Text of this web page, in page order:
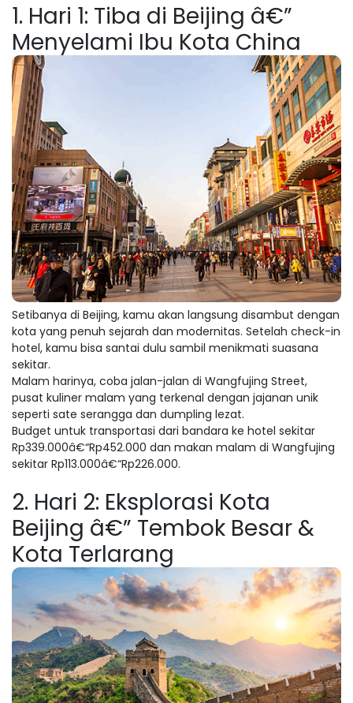
1. Hari 1: Tiba di Beijing â€”
Menyelami Ibu Kota China
Setibanya di Beijing, kamu akan langsung disambut dengan
kota yang penuh sejarah dan modernitas. Setelah check-in
hotel, kamu bisa santai dulu sambil menikmati suasana
sekitar.
Malam harinya, coba jalan-jalan di Wangfujing Street,
pusat kuliner malam yang terkenal dengan jajanan unik
seperti sate serangga dan dumpling lezat.
Budget untuk transportasi dari bandara ke hotel sekitar
Rp339.000â€“Rp452.000 dan makan malam di Wangfujing
sekitar Rp113.000â€“Rp226.000.
2. Hari 2: Eksplorasi Kota
Beijing â€” Tembok Besar &
Kota Terlarang